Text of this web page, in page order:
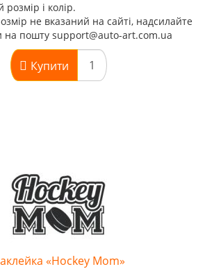
і колір.
не вказаний на сайті, надсилайте
на пошту support@auto-art.com.ua
Купити
«Hockey Mom»